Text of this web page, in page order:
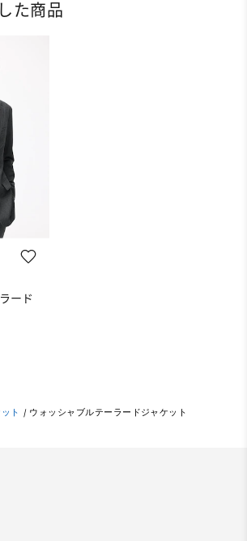
た商品
ード
ト / ウォッシャブルテーラードジャケット